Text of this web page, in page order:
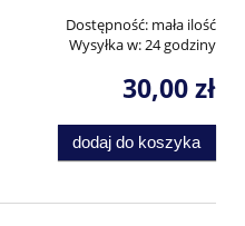
Dostępność: mała ilość
Wysyłka w:24 godziny
30,00 zł
dodaj do koszyka